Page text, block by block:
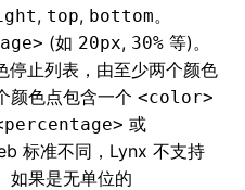
, top, bottom。
(如 20px, 30% 等)。
停止列表，由至少两个颜色
颜色点包含一个 <color>
或
标准不同，Lynx 不支持
如果是无单位的